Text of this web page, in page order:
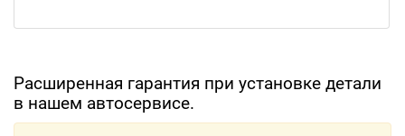
Расширенная гарантия при установке детали
в нашем автосервисе.